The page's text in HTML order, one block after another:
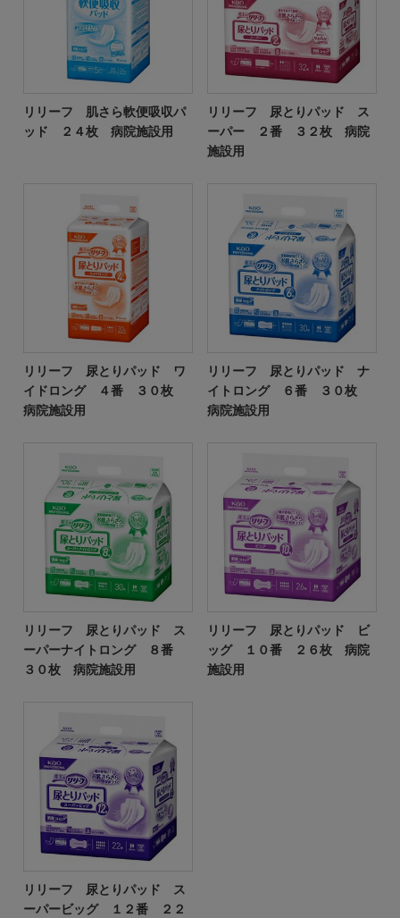
リリーフ 肌さら軟便吸収パ
ッド ２４枚 病院施設用
リリーフ 尿とりパッド ス
ーパー ２番 ３２枚 病院
施設用
リリーフ 尿とりパッド ワ
イドロング ４番 ３０枚
病院施設用
リリーフ 尿とりパッド ナ
イトロング ６番 ３０枚
病院施設用
リリーフ 尿とりパッド ス
ーパーナイトロング ８番
３０枚 病院施設用
リリーフ 尿とりパッド ビ
ッグ １０番 ２６枚 病院
施設用
リリーフ 尿とりパッド ス
ーパービッグ １２番 ２２